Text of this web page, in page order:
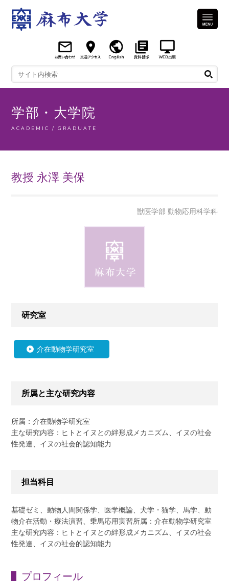
学部・大学院
ACADEMIC / GRADUATE
教授 永澤 美保
獣医学部 動物応用科学科
研究室
介在動物学研究室
所属と主な研究内容
所属：介在動物学研究室
主な研究内容：ヒトとイヌとの絆形成メカニズム、イヌの社会
性発達、イヌの社会的認知能力
担当科目
基礎ゼミ、動物人間関係学、医学概論、犬学・猫学、馬学、動
物介在活動・療法演習、乗馬応用実習所属：介在動物学研究室
主な研究内容：ヒトとイヌとの絆形成メカニズム、イヌの社会
性発達、イヌの社会的認知能力
プロフィール